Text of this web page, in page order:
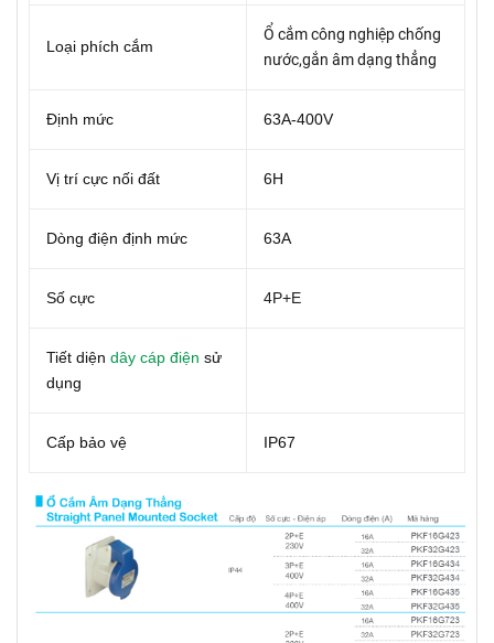
Loại phích cắm
Ổ cắm công nghiệp chống
nước,gắn âm dạng thẳng
Định mức 63A-400V
Vị trí cực nối đất 6H
Dòng điện định mức 63A
Số cực 4P+E
Tiết diện dây cáp điện sử
dụng
Cấp bảo vệ IP67